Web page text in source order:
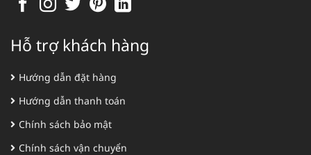
Hỗ trợ khách hàng
Hướng dẫn đặt hàng
Hướng dẫn thanh toán
Chính sách bảo mật
Chính sách vận chuyển